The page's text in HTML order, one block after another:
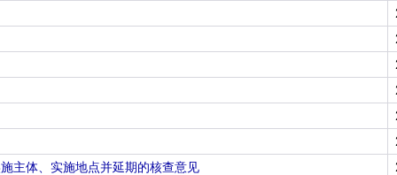
主体、实施地点并延期的核查意见